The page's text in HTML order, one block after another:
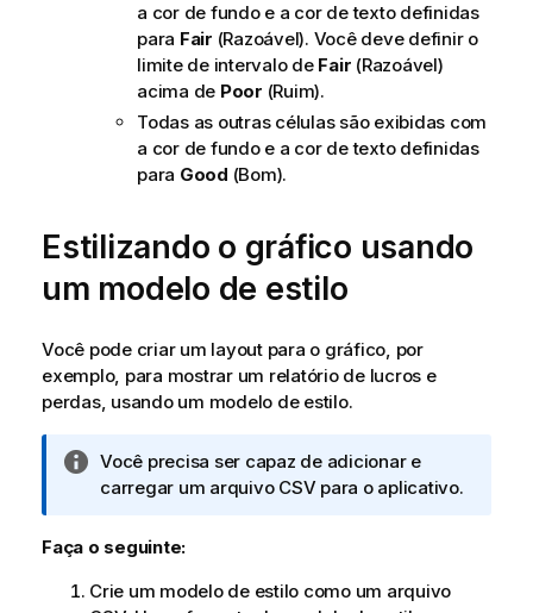
a cor de fundo e a cor de texto definidas
para Fair (Razoável). Você deve definir o
limite de intervalo de Fair (Razoável)
acima de Poor (Ruim).
Todas as outras células são exibidas com
a cor de fundo e a cor de texto definidas
para Good (Bom).
Estilizando o gráfico usando
um modelo de estilo
Você pode criar um layout para o gráfico, por
exemplo, para mostrar um relatório de lucros e
perdas, usando um modelo de estilo.
N
o
a
n
Você precisa ser capaz de adicionar e
carregar um arquivo CSV para o aplicativo.
Faça o seguinte:
Crie um modelo de estilo como um arquivo